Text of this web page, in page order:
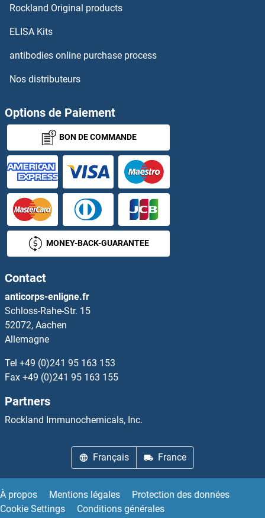
Rockland Original products
ELISA Kits
antibodies online purchase process
Nos distributeurs
Options de Paiement
BON DE COMMANDE
MONEY-BACK-GUARANTEE
Contact
anticorps-enligne.fr
Schloss-Rahe-Str. 15
52072, Aachen
Allemagne
Tel +49 (0)241 95 163 153
Fax +49 (0)241 95 163 155
Partners
Rockland Immunochemicals, Inc.
Français France
À propos Mentions légales
Protection des données
Cookie Settings
Conditions générales